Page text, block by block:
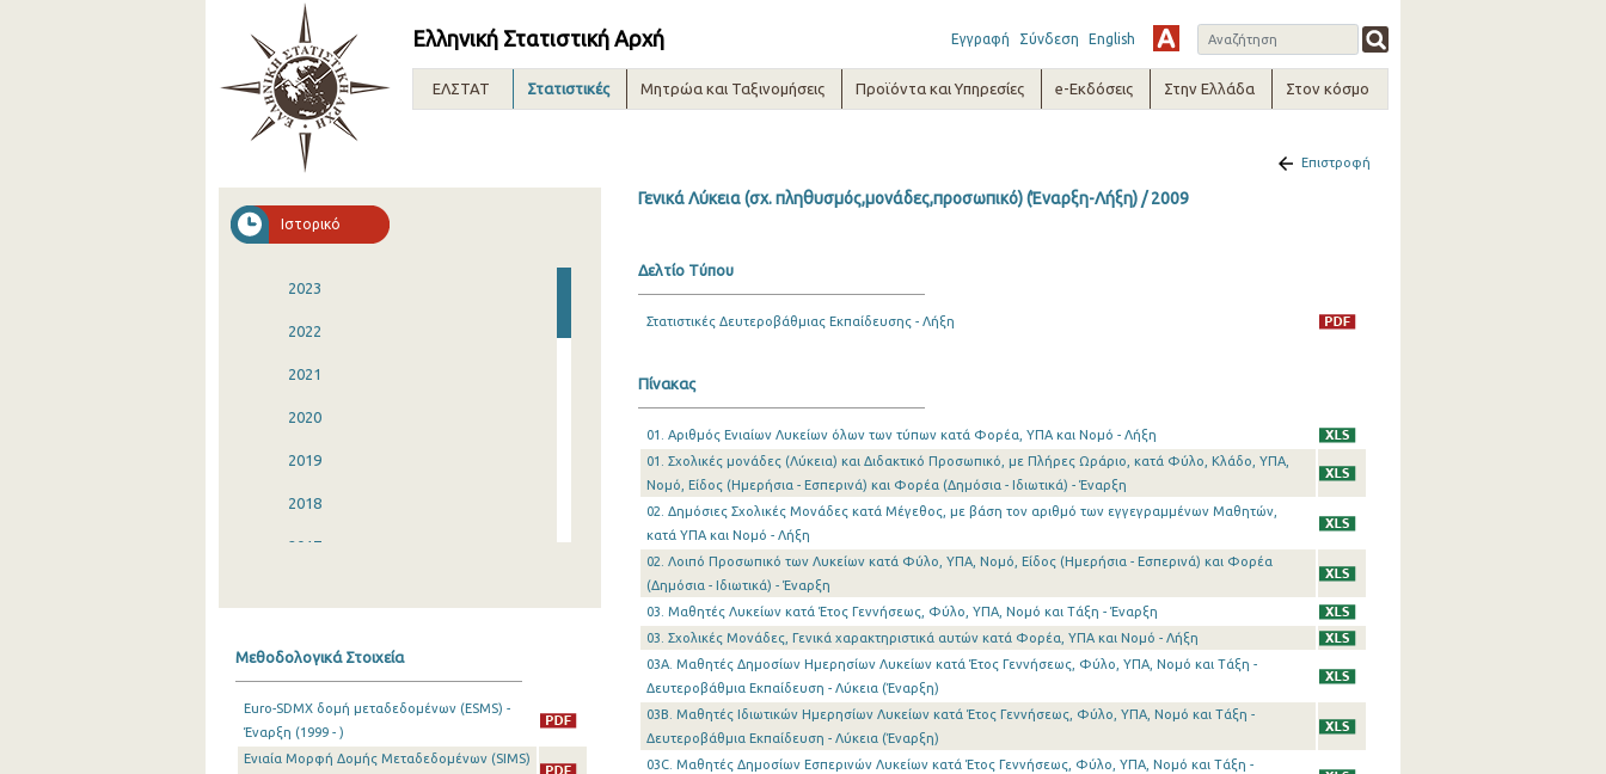
Ελληνική Στατιστική Αρχή Εγγραφή Σύνδεση English
ΕΛΣΤΑΤ Στατιστικές Μητρώα και Ταξινομήσεις Προϊόντα και Υπηρεσίες e-Εκδόσεις Στην Ελλάδα Στον κόσμο
Ιστορικό
2023
2022
2021
2020
2019
2018
2017
2013
2012
Μεθοδολογικά Στοιχεία
Euro-SDMX δομή μεταδεδομένων (ESMS) -
Έναρξη (1999 - )
Ενιαία Μορφή Δομής Μεταδεδομένων (SIMS)
Επιστροφή
Γενικά Λύκεια (σχ. πληθυσμός,μονάδες,προσωπικό) (Έναρξη-Λήξη) / 2009
Δελτίο Τύπου
Στατιστικές Δευτεροβάθμιας Εκπαίδευσης - Λήξη
Πίνακας
01. Αριθμός Ενιαίων Λυκείων όλων των τύπων κατά Φορέα, ΥΠΑ και Νομό - Λήξη
01. Σχολικές μονάδες (Λύκεια) και Διδακτικό Προσωπικό, με Πλήρες Ωράριο, κατά Φύλο, Κλάδο, ΥΠΑ,
Νομό, Είδος (Ημερήσια - Εσπερινά) και Φορέα (Δημόσια - Ιδιωτικά) - Έναρξη
02. Δημόσιες Σχολικές Μονάδες κατά Μέγεθος, με βάση τον αριθμό των εγγεγραμμένων Μαθητών,
κατά ΥΠΑ και Νομό - Λήξη
02. Λοιπό Προσωπικό των Λυκείων κατά Φύλο, ΥΠΑ, Νομό, Είδος (Ημερήσια - Εσπερινά) και Φορέα
(Δημόσια - Ιδιωτικά) - Έναρξη
03. Μαθητές Λυκείων κατά Έτος Γεννήσεως, Φύλο, ΥΠΑ, Νομό και Τάξη - Έναρξη
03. Σχολικές Μονάδες, Γενικά χαρακτηριστικά αυτών κατά Φορέα, ΥΠΑ και Νομό - Λήξη
03A. Μαθητές Δημοσίων Ημερησίων Λυκείων κατά Έτος Γεννήσεως, Φύλο, ΥΠΑ, Νομό και Τάξη -
Δευτεροβάθμια Εκπαίδευση - Λύκεια (Έναρξη)
03B. Μαθητές Ιδιωτικών Ημερησίων Λυκείων κατά Έτος Γεννήσεως, Φύλο, ΥΠΑ, Νομό και Τάξη -
Δευτεροβάθμια Εκπαίδευση - Λύκεια (Έναρξη)
03C. Μαθητές Δημοσίων Εσπερινών Λυκείων κατά Έτος Γεννήσεως, Φύλο, ΥΠΑ, Νομό και Τάξη -